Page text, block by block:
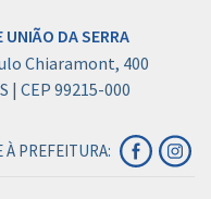
UNIÃO DA SERRA
Chiaramont, 400
| CEP 99215-000
À PREFEITURA: